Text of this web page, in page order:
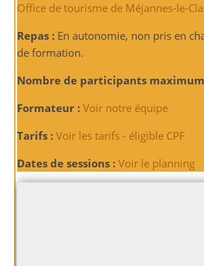
Office de tourisme de Méjannes-le-
Repas : En autonomie, non pris en
de formation.
Nombre de participants
Formateur : Voir notre équipe
Tarifs : Voir les tarifs - éligible CPF
Dates de sessions : Voir le planning